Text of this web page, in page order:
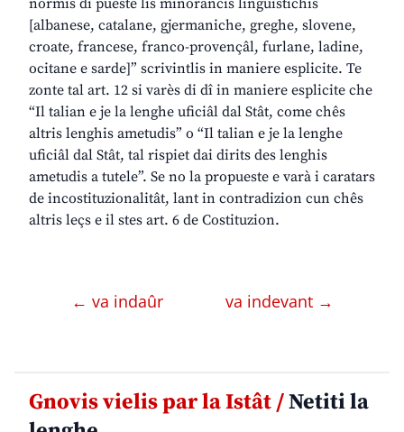
normis di pueste lis minorancis linguistichis
[albanese, catalane, gjermaniche, greghe, slovene,
croate, francese, franco-provençâl, furlane, ladine,
ocitane e sarde]” scrivintlis in maniere esplicite. Te
zonte tal art. 12 si varès di dî in maniere esplicite che
“Il talian e je la lenghe uficiâl dal Stât, come chês
altris lenghis ametudis” o “Il talian e je la lenghe
uficiâl dal Stât, tal rispiet dai dirits des lenghis
ametudis a tutele”. Se no la propueste e varà i caratars
de incostituzionalitât, lant in contradizion cun chês
altris leçs e il stes art. 6 de Costituzion.
← va indaûr va indevant →
Gnovis vielis par la Istât /Netiti la